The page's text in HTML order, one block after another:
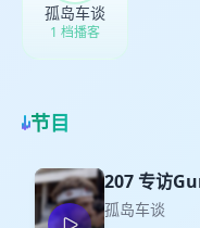
孤岛车谈
1 档播客
节目
207 专访
Roland
孤岛车谈